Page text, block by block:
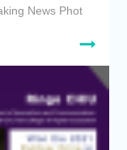
News Phot